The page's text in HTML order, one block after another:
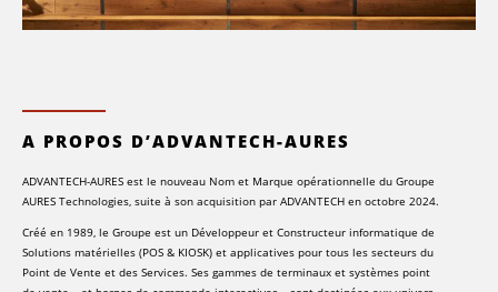
A PROPOS D’ADVANTECH-AURES
ADVANTECH-AURES est le nouveau Nom et Marque opérationnelle du Groupe
AURES Technologies, suite à son acquisition par ADVANTECH en octobre 2024.
Créé en 1989, le Groupe est un Développeur et Constructeur informatique de
Solutions matérielles (POS & KIOSK) et applicatives pour tous les secteurs du
Point de Vente et des Services. Ses gammes de terminaux et systèmes point